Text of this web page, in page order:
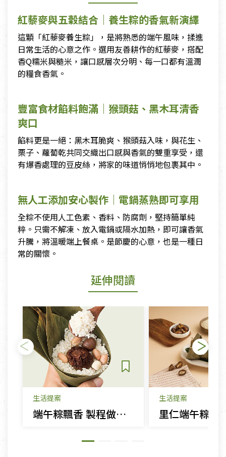
紅藜麥與五穀結合｜養生粽的香氣新演繹
這顆「紅藜麥養生粽」，是將熟悉的端午風味，揉進
日常生活的心意之作。選用友善耕作的紅藜麥，搭配
香Q糯米與糙米，讓口感層次分明、每一口都有溫潤
的糧食香氣。
豐富食材餡料飽滿｜猴頭菇、黑木耳清香
爽口
餡料更是一絕：黑木耳脆爽、猴頭菇入味，與花生、
栗子、蘿蔔乾共同交織出口感與香氣的雙重享受，還
有爆香處理的豆皮絲，將家的味道悄悄地包裹其中。
無人工添加安心製作｜電鍋蒸熟即可享用
全粽不使用人工色素、香料、防腐劑，堅持簡單純
粹。只需不解凍、放入電鍋或隔水加熱，即可讓香氣
升騰，將溫暖端上餐桌。是節慶的心意，也是一種日
常的關懷。
延伸閱讀
生活提案
端午粽飄香 製程做法知多少
生活提案